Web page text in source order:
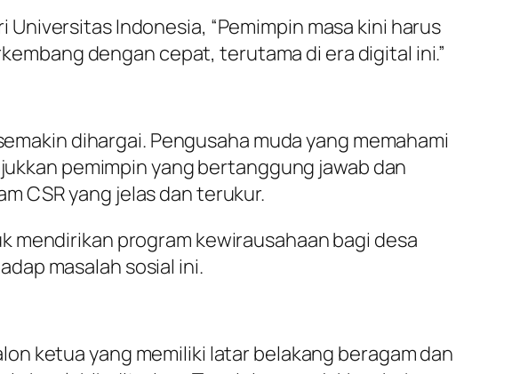
Indonesia, “Pemimpin masa kini harus
dengan cepat, terutama di era digital ini.”
dihargai. Pengusaha muda yang memahami
pemimpin yang bertanggung jawab dan
CSR yang jelas dan terukur.
mendirikan program kewirausahaan bagi desa
masalah sosial ini.
ketua yang memiliki latar belakang beragam dan